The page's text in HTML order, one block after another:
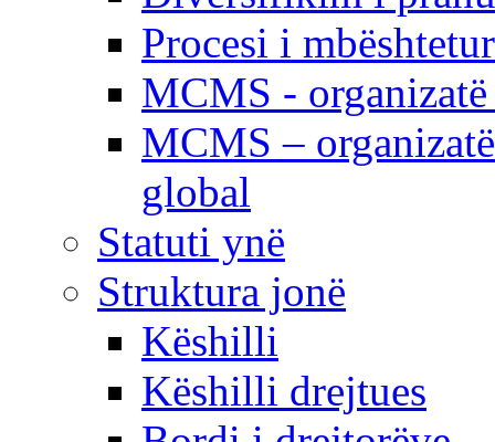
Procesi i
MCMS -
MCMS –
global
Statuti ynë
Struktura jonë
Këshilli
Këshilli drejtues